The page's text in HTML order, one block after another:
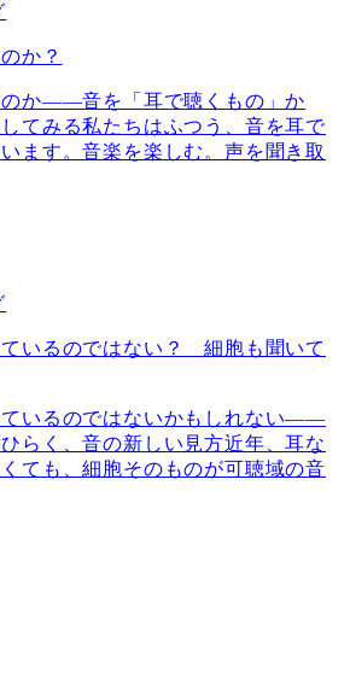
か？
のか――音を「耳で聴くもの」か
てみる私たちはふつう、音を耳で
ます。音楽を楽しむ。声を聞き取
いるのではない？ 細胞も聞いて
ているのではないかもしれない――
らく、音の新しい見方近年、耳な
ても、細胞そのものが可聴域の音